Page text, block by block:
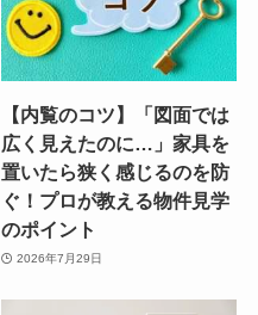
【内覧のコツ】「図面では
広く見えたのに…」家具を
置いたら狭く感じるのを防
ぐ！プロが教える物件見学
のポイント
2026年7月29日